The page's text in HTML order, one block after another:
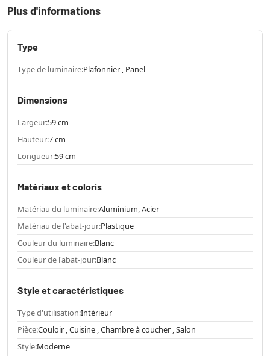
Plus d'informations
Type
Type de luminaire:Plafonnier , Panel
Dimensions
Largeur:59 cm
Hauteur:7 cm
Longueur:59 cm
Matériaux et coloris
Matériau du luminaire:Aluminium, Acier
Matériau de l'abat-jour:Plastique
Couleur du luminaire:Blanc
Couleur de l'abat-jour:Blanc
Style et caractéristiques
Type d'utilisation:Intérieur
Pièce:Couloir , Cuisine , Chambre à coucher , Salon
Style:Moderne